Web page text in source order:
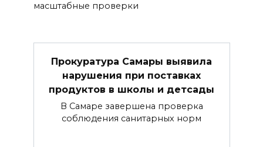
масштабные проверки
Прокуратура Самары выявила
нарушения при поставках
продуктов в школы и детсады
В Самаре завершена проверка
соблюдения санитарных норм